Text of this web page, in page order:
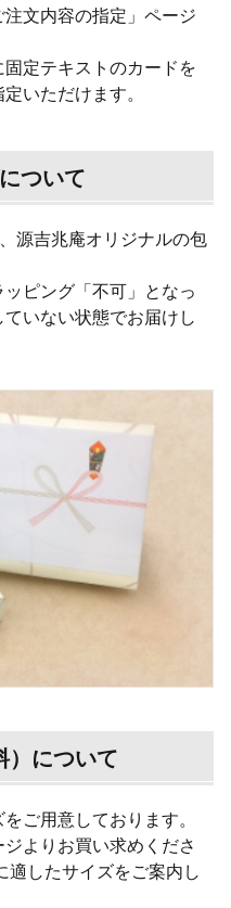
文内容の指定」ページ
定テキストのカードを
いただけます。
ついて
源吉兆庵オリジナルの包
ピング「不可」となっ
いない状態でお届けし
）について
ご用意しております。
よりお買い求めくださ
適したサイズをご案内し